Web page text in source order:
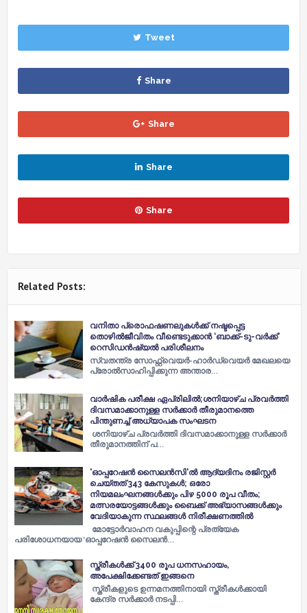
Tweet
Share
Share
Share
Share
Related Posts:
വനിതാ പ്രൊഫഷണലുകൾക്ക് നഷ്ടപ്പെട്ട
തൊഴിൽജീവിതം വീണ്ടെടുക്കാൻ ‘ബാക്ക്-ടു-വർക്ക്’
റെസിഡൻഷ്യൽ പരിശീലനം
സ്വതന്ത്ര സോഫ്റ്റ്‌വെയർ-ഹാർഡ്‌വെയർ മേഖലയെ
പ്രോൽസാഹിപ്പിക്കുന്ന അന്താര…
വാര്‍ഷിക പരീക്ഷ ഏപ്രിലില്‍;ശനിയാഴ്ച പ്രവര്‍ത്തി
ദിവസമാക്കാനുള്ള സര്‍ക്കാര്‍ തീരുമാനത്തെ
പിന്തുണച്ച്‌ അധ്യാപക സംഘടന
ശനിയാഴ്ച പ്രവര്‍ത്തി ദിവസമാക്കാനുള്ള സര്‍ക്കാര്‍
തീരുമാനത്തിന് പ…
'ഓപ്പറേഷന്‍ സൈലന്‍സി'ല്‍ ആദ്യദിനം രജിസ്റ്റര്‍
ചെയ്തത് 343 കേസുകള്‍; ഒരോ
നിയമലംഘനങ്ങള്‍ക്കും പിഴ 5000 രൂപ വീതം;
മത്സരയോട്ടങ്ങള്‍ക്കും ബൈക്ക് അഭ്യാസങ്ങള്‍ക്കും
വേദിയാകുന്ന സ്ഥലങ്ങള്‍ നിരീക്ഷണത്തില്‍
മോട്ടോര്‍വാഹന വകുപ്പിന്റെ പ്രത്യേക
പരിശോധനയായ 'ഓപ്പറേഷന്‍ സൈലന്‍…
സ്ത്രീകൾക്ക് 3400 രൂപ ധനസഹായം,
അപേക്ഷിക്കേണ്ടത് ഇങ്ങനെ
സ്ത്രീകളുടെ ഉന്നമനത്തിനായി സ്ത്രീകൾക്കായി
കേന്ദ്ര സർക്കാർ നടപ്പി…